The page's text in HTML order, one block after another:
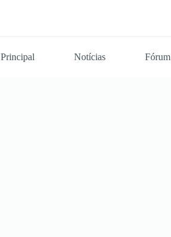
Principal Notícias Fórum